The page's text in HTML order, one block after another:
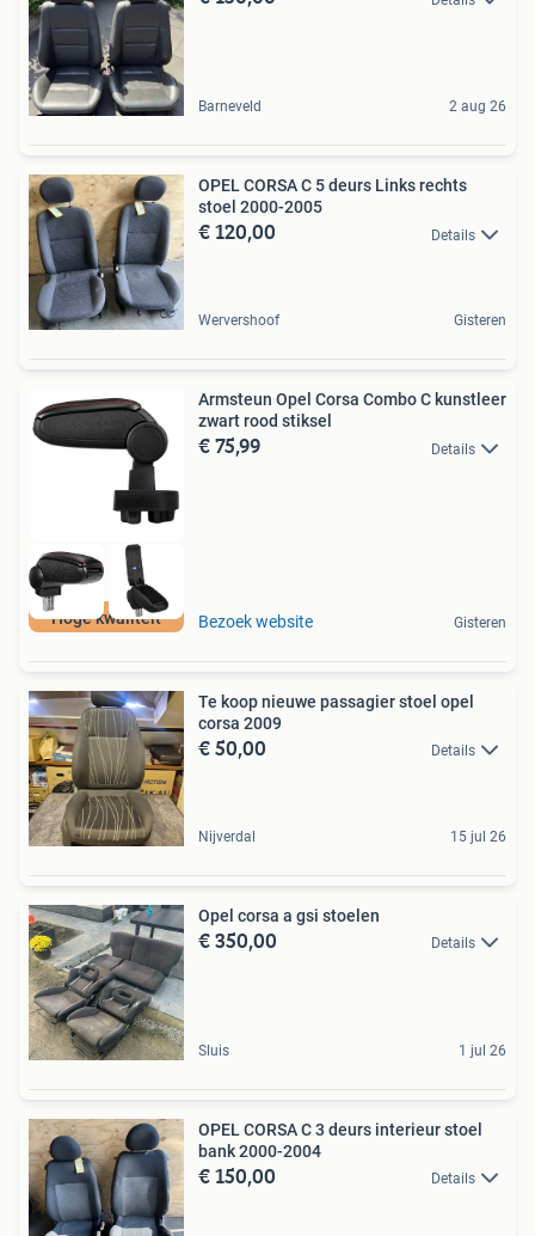
Barneveld 2 aug 26
OPEL CORSA C 5 deurs Links rechts
stoel 2000-2005
€ 120,00 Details
Wervershoof Gisteren
Hoge kwaliteit
Armsteun Opel Corsa Combo C kunstleer
zwart rood stiksel
€ 75,99 Details
Bezoek website Gisteren
Te koop nieuwe passagier stoel opel
corsa 2009
€ 50,00 Details
Nijverdal 15 jul 26
Opel corsa a gsi stoelen
€ 350,00 Details
Sluis 1 jul 26
OPEL CORSA C 3 deurs interieur stoel
bank 2000-2004
€ 150,00 Details